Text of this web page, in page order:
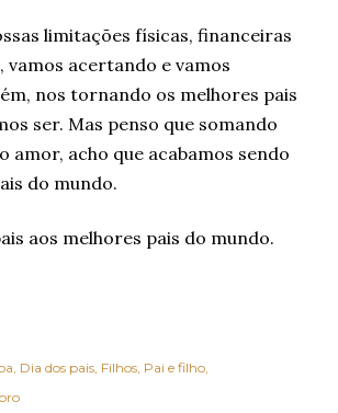
limitações físicas, financeiras
vamos acertando e vamos
nos tornando os melhores pais
ser. Mas penso que somando
amor, acho que acabamos sendo
do mundo.
aos melhores pais do mundo.
Dia dos pais Filhos Pai e filho